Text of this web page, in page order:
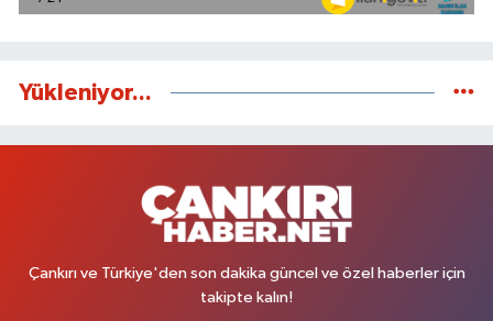
Yükleniyor...
Çankırı ve Türkiye'den son dakika güncel ve özel haberler için
takipte kalın!